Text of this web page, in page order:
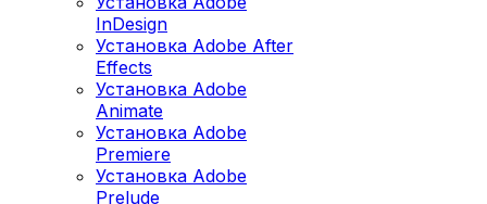
InDesign
Установка Adobe After
Effects
Установка Adobe
Animate
Установка Adobe
Premiere
Установка Adobe
Prelude